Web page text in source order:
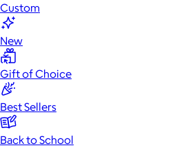
Custom
New
Gift of Choice
Best Sellers
Back to School